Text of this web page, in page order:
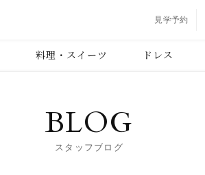
見学予約
料理・スイーツ ドレス
BLOG
スタッフブログ